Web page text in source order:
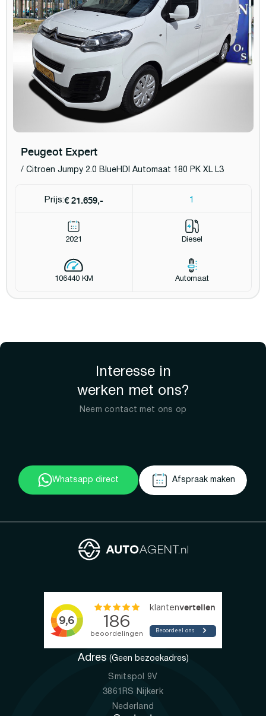
Peugeot Expert
/ Citroen Jumpy 2.0 BlueHDI Automaat 180 PK XL L3
Prijs:€ 21.659,- 1
2021 Diesel
106440 KM Automaat
Interesse in
werken met ons?
Neem contact met ons op
Whatsapp direct Afspraak maken
Adres (Geen bezoekadres)
Smitspol 9V
3861RS Nijkerk
Nederland